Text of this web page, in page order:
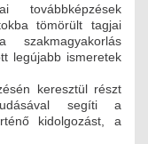
továbbképzések
tömörült tagjai
legújabb ismeretek
keresztül részt
segíti a
kidolgozást, a